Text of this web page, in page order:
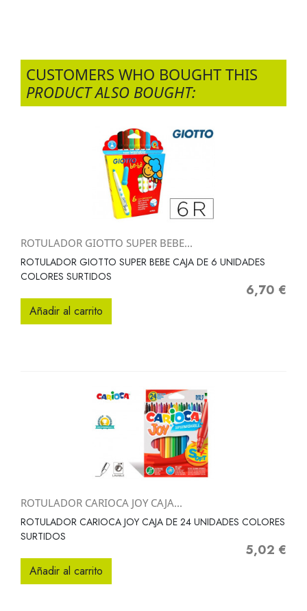
CUSTOMERS WHO BOUGHT THIS
PRODUCT ALSO BOUGHT:
ROTULADOR GIOTTO SUPER BEBE...
ROTULADOR GIOTTO SUPER BEBE CAJA DE 6 UNIDADES
COLORES SURTIDOS
Precio
6,70 €
Añadir al carrito
ROTULADOR CARIOCA JOY CAJA...
ROTULADOR CARIOCA JOY CAJA DE 24 UNIDADES COLORES
SURTIDOS
Precio
5,02 €
Añadir al carrito